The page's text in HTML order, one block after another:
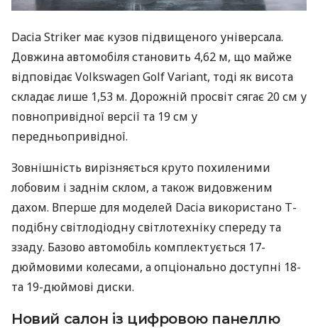
Dacia Striker має кузов підвищеного універсала.
Довжина автомобіля становить 4,62 м, що майже
відповідає Volkswagen Golf Variant, тоді як висота
складає лише 1,53 м. Дорожній просвіт сягає 20 см у
повнопривідної версії та 19 см у
передньопривідної.
Зовнішність вирізняється круто похиленими
лобовим і заднім склом, а також видовженим
дахом. Вперше для моделей Dacia використано Т-
подібну світлодіодну світлотехніку спереду та
ззаду. Базово автомобіль комплектується 17-
дюймовими колесами, а опціонально доступні 18-
та 19-дюймові диски.
Новий салон із цифровою панеллю